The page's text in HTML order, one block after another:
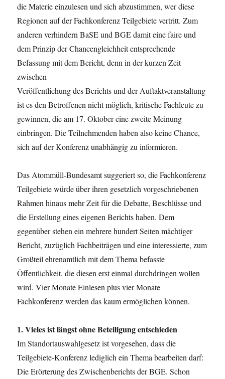
die Materie einzulesen und sich abzustimmen, wer diese
Regionen auf der Fachkonferenz Teilgebiete vertritt. Zum
anderen verhindern BaSE und BGE damit eine faire und
dem Prinzip der Chancengleichheit entsprechende
Befassung mit dem Bericht, denn in der kurzen Zeit
zwischen
Veröffentlichung des Berichts und der Auftaktveranstaltung
ist es den Betroffenen nicht möglich, kritische Fachleute zu
gewinnen, die am 17. Oktober eine zweite Meinung
einbringen. Die Teilnehmenden haben also keine Chance,
sich auf der Konferenz unabhängig zu informieren.
Das Atommüll-Bundesamt suggeriert so, die Fachkonferenz
Teilgebiete würde über ihren gesetzlich vorgeschriebenen
Rahmen hinaus mehr Zeit für die Debatte, Beschlüsse und
die Erstellung eines eigenen Berichts haben. Dem
gegenüber stehen ein mehrere hundert Seiten mächtiger
Bericht, zuzüglich Fachbeiträgen und eine interessierte, zum
Großteil ehrenamtlich mit dem Thema befasste
Öffentlichkeit, die diesen erst einmal durchdringen wollen
wird. Vier Monate Einlesen plus vier Monate
Fachkonferenz werden das kaum ermöglichen können.
1. Vieles ist längst ohne Beteiligung entschieden
Im Standortauswahlgesetz ist vorgesehen, dass die
Teilgebiete-Konferenz lediglich ein Thema bearbeiten darf:
Die Erörterung des Zwischenberichts der BGE. Schon